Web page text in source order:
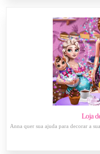
Loja
Anna quer sua ajuda para decorar a